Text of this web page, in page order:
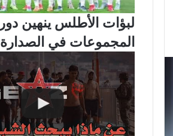
لبؤات الأطلس ينهين دور
المجموعات في الصدارة